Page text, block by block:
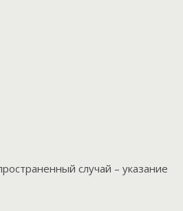
случай – указание